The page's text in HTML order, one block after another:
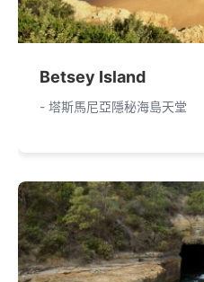
Betsey Island
- 塔斯馬尼亞隱秘海島天堂